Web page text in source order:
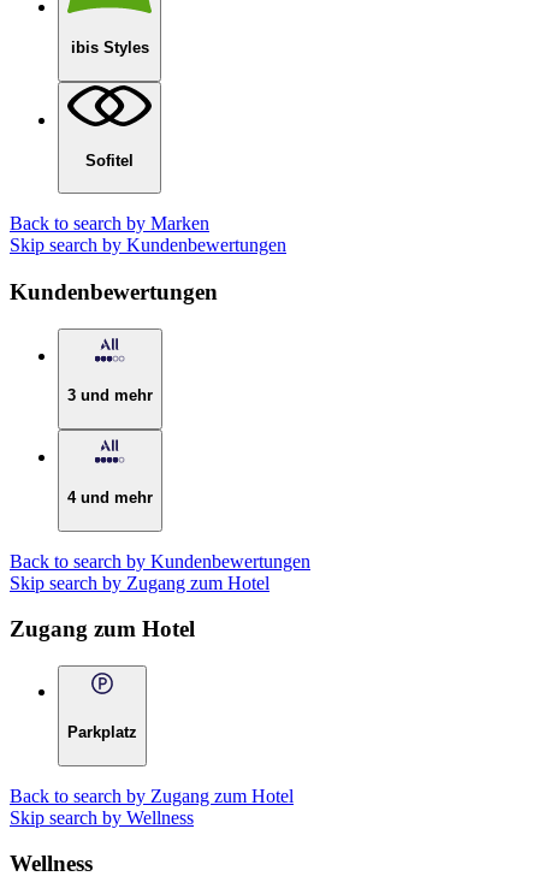
ibis Styles
Sofitel
Back to search by Marken
Skip search by Kundenbewertungen
Kundenbewertungen
3 und mehr
4 und mehr
Back to search by Kundenbewertungen
Skip search by Zugang zum Hotel
Zugang zum Hotel
Parkplatz
Back to search by Zugang zum Hotel
Skip search by Wellness
Wellness